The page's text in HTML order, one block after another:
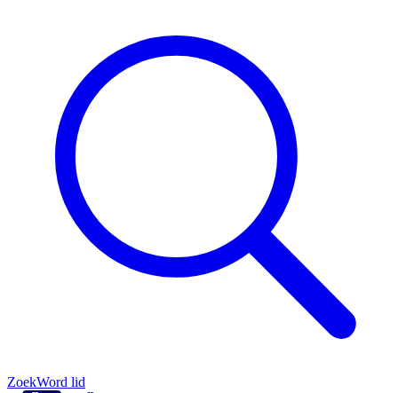
ZoekWord lid